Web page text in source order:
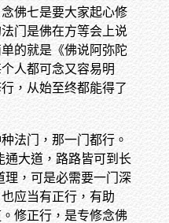
佛七是要大家起心修
门是佛在方等会上说
的就是《佛说阿弥陀
人都可念又容易明
，从始至终都能得了
法门，那一门都行。
通大道，路路皆可到长
理，可是必需要一门深
应当有正行，有助
修正行，是专修念佛